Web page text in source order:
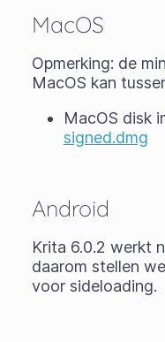
MacOS
Opmerking: de
MacOS kan
MacOS disk
signed.dmg
Android
Krita 6.0.2 werkt
daarom stellen
voor sideloading.